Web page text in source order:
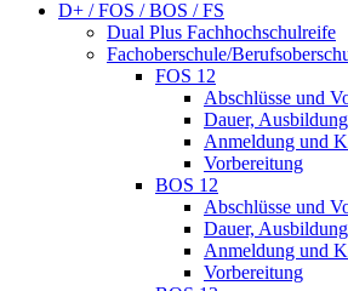
D+ / FOS / BOS / FS
Dual Plus Fachhochschulreife
Fachoberschule/
FOS 12
Abschlüsse und
Dauer,
Anmeldung und
Vorbereitung
BOS 12
Abschlüsse und
Dauer,
Anmeldung und
Vorbereitung